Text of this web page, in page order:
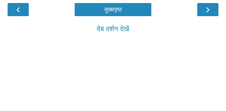
‹ ›
मुख्यपृष्ठ
वेब वर्शन देखें